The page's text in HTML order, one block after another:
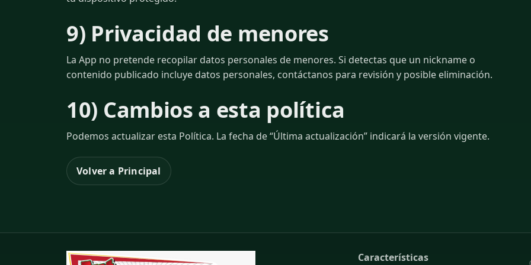
9) Privacidad de menores
La App no pretende recopilar datos personales de menores. Si detectas que un nickname o
contenido publicado incluye datos personales, contáctanos para revisión y posible eliminación.
10) Cambios a esta política
Podemos actualizar esta Política. La fecha de “Última actualización” indicará la versión vigente.
Volver a Principal
Características